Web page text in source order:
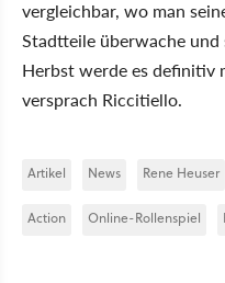
vergleichbar, wo man
Stadtteile überwache und
Herbst werde es definitiv
versprach Riccitiello.
Artikel News Rene Heuser
Action Online-Rollenspiel